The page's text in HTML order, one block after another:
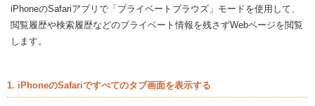
iPhoneのSafariアプリで「プライベートブラウズ」モードを使用して、
閲覧履歴や検索履歴などのプライベート情報を残さずWebページを閲覧
します。
1. iPhoneのSafariですべてのタブ画面を表示する